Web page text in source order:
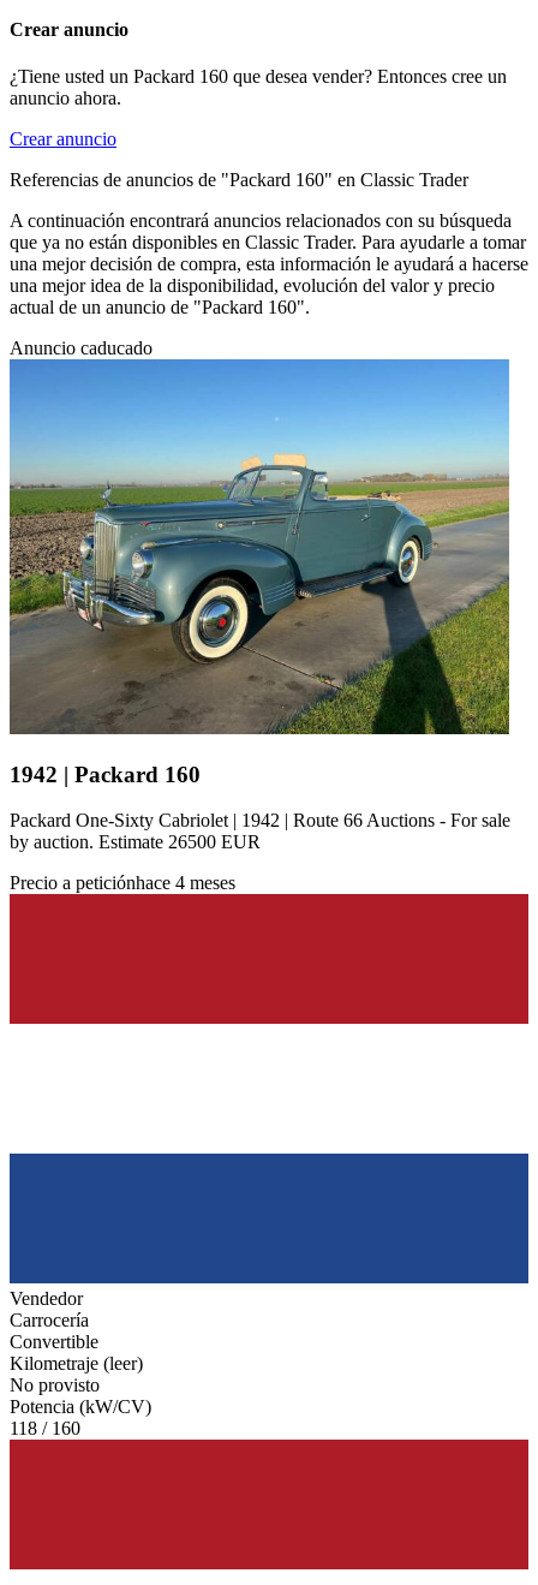
Crear anuncio
¿Tiene usted un Packard 160 que desea vender? Entonces cree un
anuncio ahora.
Crear anuncio
Referencias de anuncios de "Packard 160" en Classic Trader
A continuación encontrará anuncios relacionados con su búsqueda
que ya no están disponibles en Classic Trader. Para ayudarle a tomar
una mejor decisión de compra, esta información le ayudará a hacerse
una mejor idea de la disponibilidad, evolución del valor y precio
actual de un anuncio de "Packard 160".
Anuncio caducado
1942 | Packard 160
Packard One-Sixty Cabriolet | 1942 | Route 66 Auctions - For sale
by auction. Estimate 26500 EUR
Precio a peticiónhace 4 meses
Vendedor
Carrocería
Convertible
Kilometraje (leer)
No provisto
Potencia (kW/CV)
118 / 160